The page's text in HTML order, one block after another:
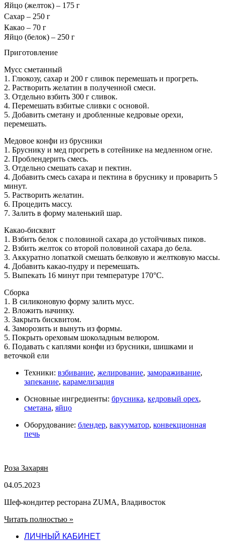
Яйцо (желток) – 175 г
Сахар – 250 г
Какао – 70 г
Яйцо (белок) – 250 г
Приготовление
Мусс сметанный
1. Глюкозу, сахар и 200 г сливок перемешать и прогреть.
2. Растворить желатин в полученной смеси.
3. Отдельно взбить 300 г сливок.
4. Перемешать взбитые сливки с основой.
5. Добавить сметану и дробленные кедровые орехи,
перемешать.
Медовое конфи из брусники
1. Бруснику и мед прогреть в сотейнике на медленном огне.
2. Проблендерить смесь.
3. Отдельно смешать сахар и пектин.
4. Добавить смесь сахара и пектина в бруснику и проварить 5
минут.
5. Растворить желатин.
6. Процедить массу.
7. Залить в форму маленький шар.
Какао-бисквит
1. Взбить белок с половиной сахара до устойчивых пиков.
2. Взбить желток со второй половиной сахара до бела.
3. Аккуратно лопаткой смешать белковую и желтковую массы.
4. Добавить какао-пудру и перемешать.
5. Выпекать 16 минут при температуре 170°С.
Сборка
1. В силиконовую форму залить мусс.
2. Вложить начинку.
3. Закрыть бисквитом.
4. Заморозить и вынуть из формы.
5. Покрыть ореховым шоколадным велюром.
6. Подавать с каплями конфи из брусники, шишками и
веточкой ели
Техники: взбивание, желирование, замораживание,
запекание, карамелизация
Основные ингредиенты: брусника, кедровый орех,
сметана, яйцо
Оборудование: блендер, вакууматор, конвекционная
печь
Роза Захарян
04.05.2023
Шеф-кондитер ресторана ZUMA, Владивосток
Читать полностью »
ЛИЧНЫЙ КАБИНЕТ